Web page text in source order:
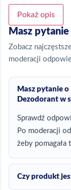
Pokaż opis
Masz
Zobacz
moderacji
Masz pytanie
Dezodorant w
Sprawdź
Po moderacji
żeby
Czy produkt